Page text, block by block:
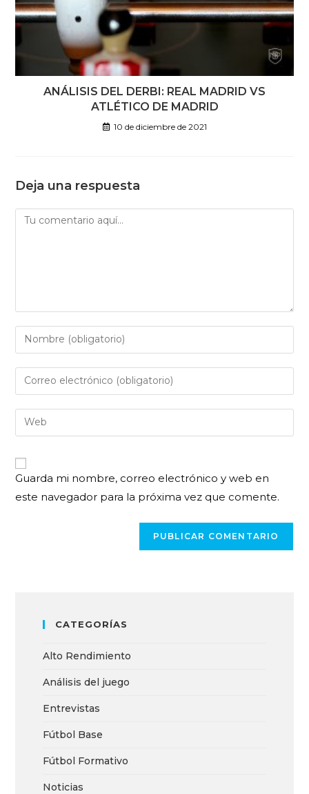
ANÁLISIS DEL DERBI: REAL MADRID VS
ATLÉTICO DE MADRID
10 de diciembre de 2021
Deja una respuesta
Guarda mi nombre, correo electrónico y web en
este navegador para la próxima vez que comente.
CATEGORÍAS
Alto Rendimiento
Análisis del juego
Entrevistas
Fútbol Base
Fútbol Formativo
Noticias